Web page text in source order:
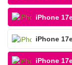
iPhone
iPhone
iPhone